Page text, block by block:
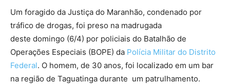
Um foragido da Justiça do Maranhão, condenado por
tráfico de drogas, foi preso na madrugada
deste domingo (6/4) por policiais do Batalhão de
Operações Especiais (BOPE) da Polícia Militar do Distrito
Federal. O homem, de 30 anos, foi localizado em um bar
na região de Taguatinga durante um patrulhamento.